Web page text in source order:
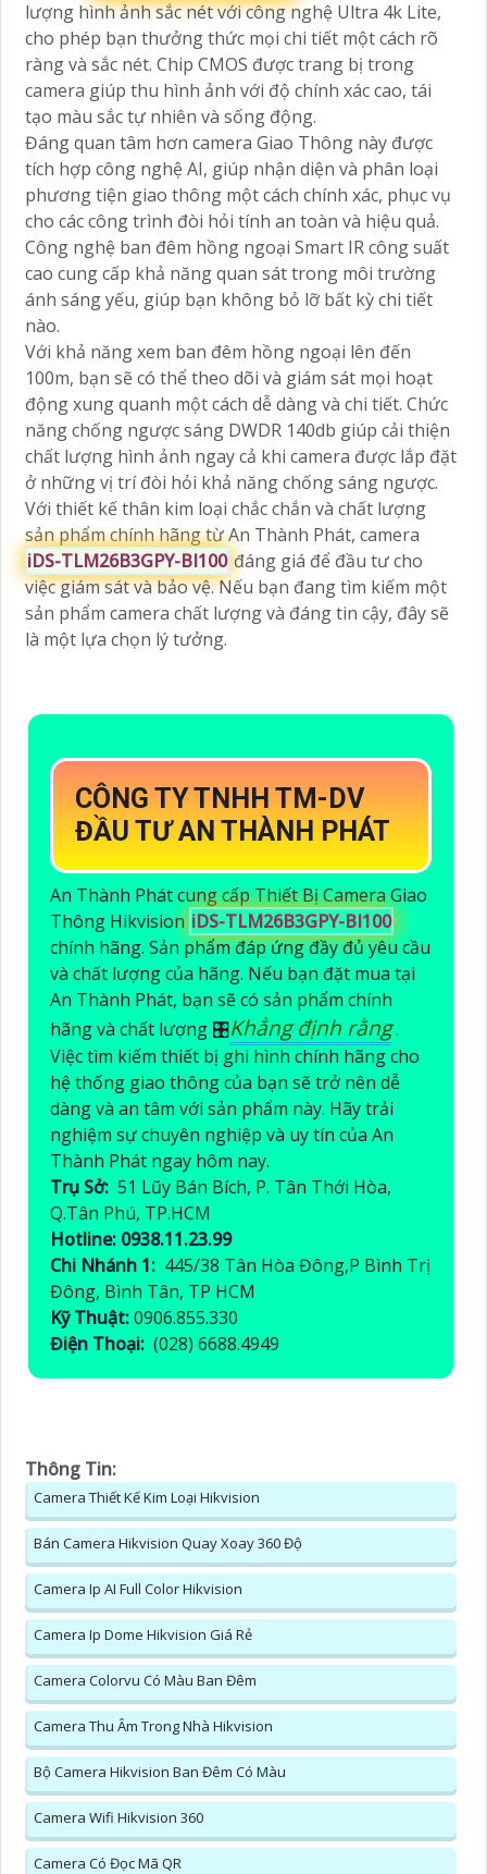
lượng hình ảnh sắc nét với công nghệ Ultra 4k Lite,
cho phép bạn thưởng thức mọi chi tiết một cách rõ
ràng và sắc nét. Chip CMOS được trang bị trong
camera giúp thu hình ảnh với độ chính xác cao, tái
tạo màu sắc tự nhiên và sống động.
Đáng quan tâm hơn camera Giao Thông này được
tích hợp công nghệ AI, giúp nhận diện và phân loại
phương tiện giao thông một cách chính xác, phục vụ
cho các công trình đòi hỏi tính an toàn và hiệu quả.
Công nghệ ban đêm hồng ngoại Smart IR công suất
cao cung cấp khả năng quan sát trong môi trường
ánh sáng yếu, giúp bạn không bỏ lỡ bất kỳ chi tiết
nào.
Với khả năng xem ban đêm hồng ngoại lên đến
100m, bạn sẽ có thể theo dõi và giám sát mọi hoạt
động xung quanh một cách dễ dàng và chi tiết. Chức
năng chống ngược sáng DWDR 140db giúp cải thiện
chất lượng hình ảnh ngay cả khi camera được lắp đặt
ở những vị trí đòi hỏi khả năng chống sáng ngược.
Với thiết kế thân kim loại chắc chắn và chất lượng
sản phẩm chính hãng từ An Thành Phát, camera
iDS-TLM26B3GPY-BI100 đáng giá để đầu tư cho
việc giám sát và bảo vệ. Nếu bạn đang tìm kiếm một
sản phẩm camera chất lượng và đáng tin cậy, đây sẽ
là một lựa chọn lý tưởng.
CÔNG TY TNHH TM-DV
ĐẦU TƯ AN THÀNH PHÁT
An Thành Phát cung cấp Thiết Bị Camera Giao
Thông Hikvision iDS-TLM26B3GPY-BI100
chính hãng. Sản phẩm đáp ứng đầy đủ yêu cầu
và chất lượng của hãng. Nếu bạn đặt mua tại
An Thành Phát, bạn sẽ có sản phẩm chính
hãng và chất lượng 🎛Khẳng định rằng.
Việc tìm kiếm thiết bị ghi hình chính hãng cho
hệ thống giao thông của bạn sẽ trở nên dễ
dàng và an tâm với sản phẩm này. Hãy trải
nghiệm sự chuyên nghiệp và uy tín của An
Thành Phát ngay hôm nay.
Trụ Sở: 51 Lũy Bán Bích, P. Tân Thới Hòa,
Q.Tân Phú, TP.HCM
Hotline: 0938.11.23.99
Chi Nhánh 1: 445/38 Tân Hòa Đông,P Bình Trị
Đông, Bình Tân, TP HCM
Kỹ Thuật:0906.855.330
Điện Thoại: (028) 6688.4949
Thông Tin:
Camera Thiết Kế Kim Loại Hikvision
Bán Camera Hikvision Quay Xoay 360 Độ
Camera Ip AI Full Color Hikvision
Camera Ip Dome Hikvision Giá Rẻ
Camera Colorvu Có Màu Ban Đêm
Camera Thu Âm Trong Nhà Hikvision
Bộ Camera Hikvision Ban Đêm Có Màu
Camera Wifi Hikvision 360
Camera Có Đọc Mã QR